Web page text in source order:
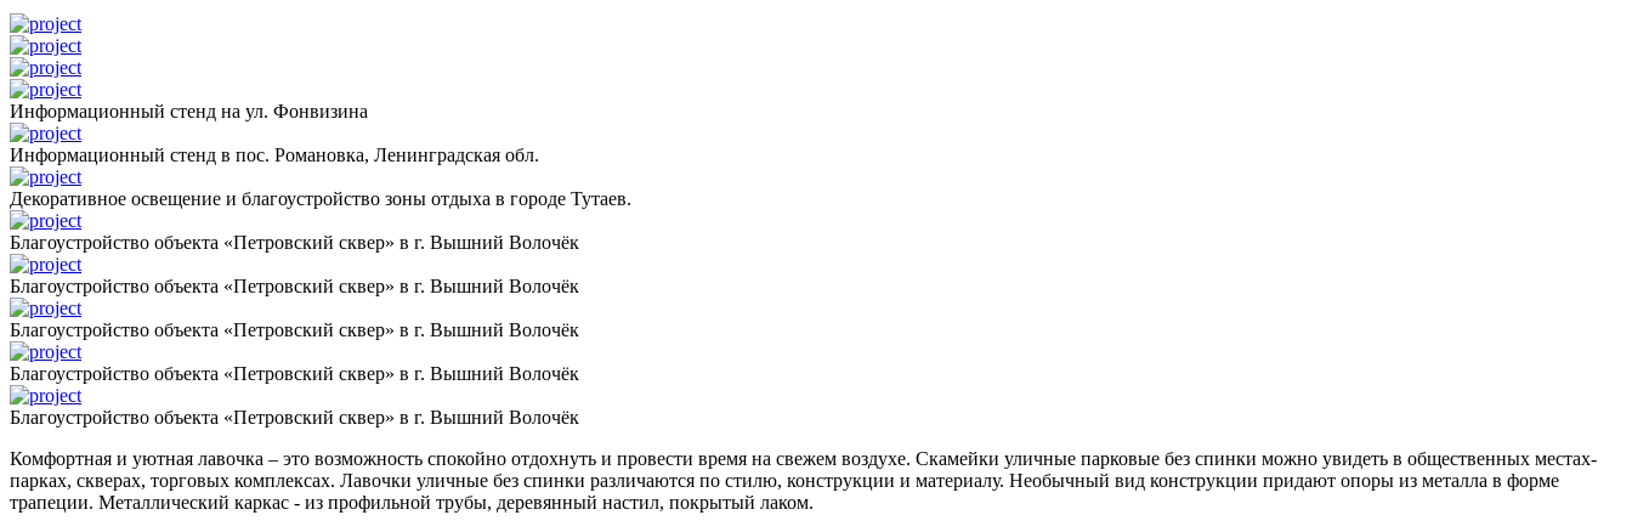
Информационный стенд на ул. Фонвизина
Информационный стенд в пос. Романовка, Ленинградская обл.
Декоративное освещение и благоустройство зоны отдыха в городе Тутаев.
Благоустройство объекта «Петровский сквер» в г. Вышний Волочёк
Благоустройство объекта «Петровский сквер» в г. Вышний Волочёк
Благоустройство объекта «Петровский сквер» в г. Вышний Волочёк
Благоустройство объекта «Петровский сквер» в г. Вышний Волочёк
Благоустройство объекта «Петровский сквер» в г. Вышний Волочёк
Комфортная и уютная лавочка – это возможность спокойно отдохнуть и провести время на свежем воздухе. Скамейки уличные парковые без спинки можно увидеть в общественных местах-
парках, скверах, торговых комплексах. Лавочки уличные без спинки различаются по стилю, конструкции и материалу. Необычный вид конструкции придают опоры из металла в форме
трапеции. Металлический каркас - из профильной трубы, деревянный настил, покрытый лаком.